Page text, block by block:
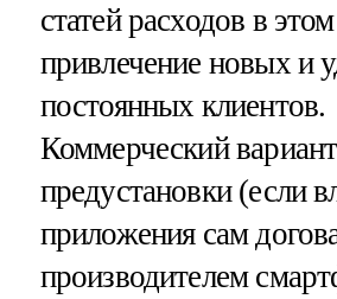
статей расходов в
привлечение новых и
постоянных клиентов.
Коммерческий вариант
предустановки (если
приложения сам
производителем